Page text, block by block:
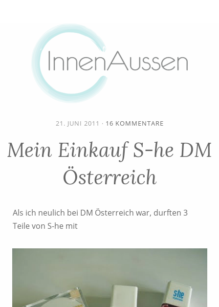
21. JUNI 2011 · 16 KOMMENTARE
Mein Einkauf S-he DM
Österreich
Als ich neulich bei DM Österreich war, durften 3
Teile von S-he mit